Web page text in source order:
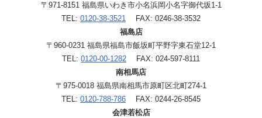
〒971-8151 福島県いわき市小名浜岡小名字御代坂1-1
TEL: 0120-38-3521 FAX: 0246-38-3532
福島店
〒960-0231 福島県福島市飯坂町平野字東石堂12-1
TEL: 0120-00-1282 FAX: 024-597-8111
南相馬店
〒975-0018 福島県南相馬市原町区北町274-1
TEL: 0120-788-786 FAX: 0244-26-8545
会津若松店